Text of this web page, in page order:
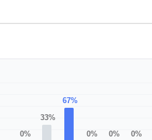
0%
33%
67%
0%
0%
0%